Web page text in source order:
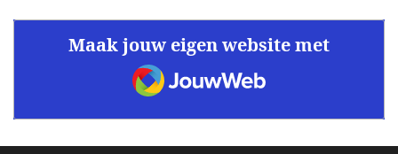
Maak jouw eigen website met
JouwWeb